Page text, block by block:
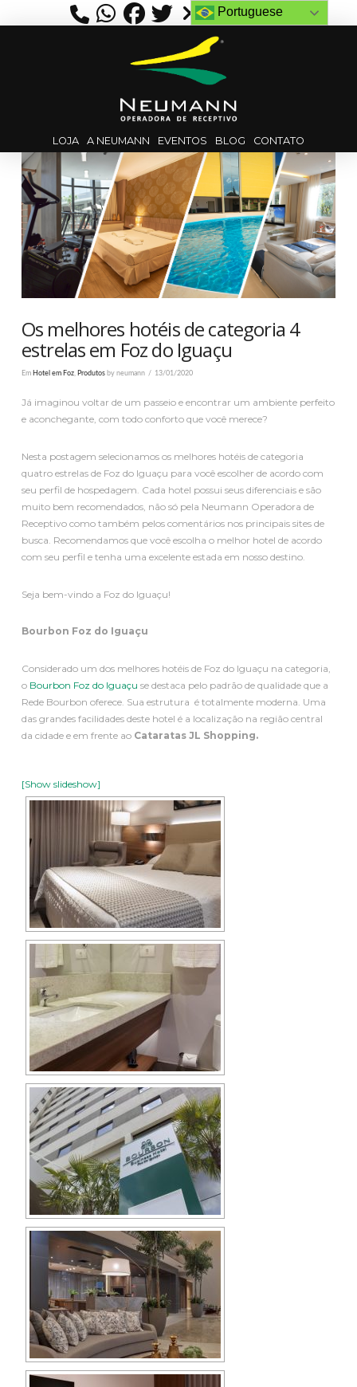
LOJA A NEUMANN EVENTOS BLOG CONTATO
Os melhores hotéis de categoria 4
estrelas em Foz do Iguaçu
Em Hotel em Foz, Produtosby neumann 13/01/2020
Já imaginou voltar de um passeio e encontrar um ambiente perfeito
e aconchegante, com todo conforto que você merece?
Nesta postagem selecionamos os melhores hotéis de categoria
quatro estrelas de Foz do Iguaçu para você escolher de acordo com
seu perfil de hospedagem. Cada hotel possui seus diferenciais e são
muito bem recomendados, não só pela Neumann Operadora de
Receptivo como também pelos comentários nos principais sites de
busca. Recomendamos que você escolha o melhor hotel de acordo
com seu perfil e tenha uma excelente estada em nosso destino.
Seja bem-vindo a Foz do Iguaçu!
Bourbon Foz do Iguaçu
Considerado um dos melhores hotéis de Foz do Iguaçu na categoria,
o Bourbon Foz do Iguaçu se destaca pelo padrão de qualidade que a
Rede Bourbon oferece. Sua estrutura é totalmente moderna. Uma
das grandes facilidades deste hotel é a localização na região central
da cidade e em frente ao Cataratas JL Shopping.
[Show slideshow]
Portuguese